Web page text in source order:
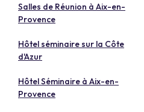
Salles de Réunion à Aix-en-
Provence
Hôtel séminaire sur la Côte
d'Azur
Hôtel Séminaire à Aix-en-
Provence